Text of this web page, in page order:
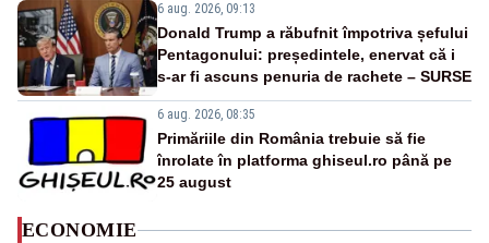
6 aug. 2026, 09:13
Donald Trump a răbufnit împotriva șefului
Pentagonului: președintele, enervat că i
s-ar fi ascuns penuria de rachete – SURSE
6 aug. 2026, 08:35
Primăriile din România trebuie să fie
înrolate în platforma ghiseul.ro până pe
25 august
ECONOMIE